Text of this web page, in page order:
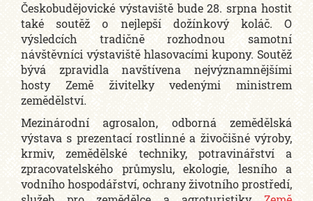
Českobudějovické výstaviště bude 28. srpna hostit
také soutěž o nejlepší dožínkový koláč. O
výsledcích tradičně rozhodnou samotní
návštěvníci výstaviště hlasovacími kupony. Soutěž
bývá zpravidla navštívena nejvýznamnějšími
hosty Země živitelky vedenými ministrem
zemědělství.
Mezinárodní agrosalon, odborná zemědělská
výstava s prezentací rostlinné a živočišné výroby,
krmiv, zemědělské techniky, potravinářství a
zpracovatelského průmyslu, ekologie, lesního a
vodního hospodářství, ochrany životního prostředí,